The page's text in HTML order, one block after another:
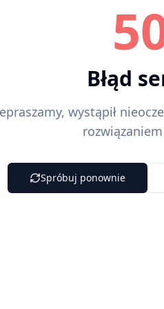
Błąd
wystąpił
Spróbuj ponownie